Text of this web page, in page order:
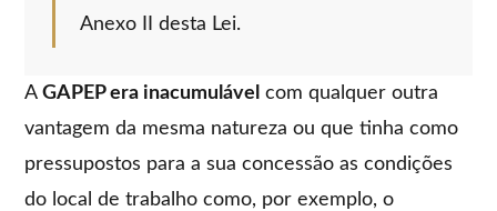
Anexo II desta Lei.
AGAPEP era inacumulável com qualquer outra
vantagem da mesma natureza ou que tinha como
pressupostos para a sua concessão as condições
do local de trabalho como, por exemplo, o